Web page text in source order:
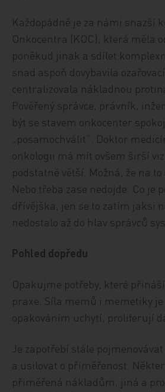
Každopádně je za námi snazší
Onkocentra (KOC), která měla
poněkud jinak a sdílet
snad aspoň dovybavila
centralizovala nákladnou
Pověřený správce, právník,
být se stavem onkocenter
„posamochválit“. Doktor
onkologii má mít ovšem širší
podstatně větší. Možná, že na to
Nebo třeba zase nedojde. Co je
dřívějška, jen se to zatím jaksi
nedostalo až do hlav správců
Pohled dopředu
Opakujme potřeby, které
praxe. Síla memů i memetiky je
opakováním uchytí, proliferují
Je zapotřebí stále
a usilovat o přiměřenost.
přiměřená nákladům, jiná a